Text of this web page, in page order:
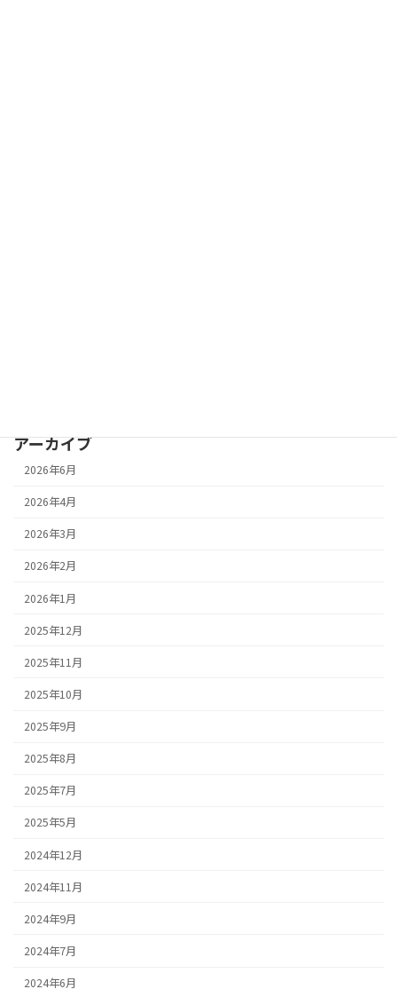
アーカイブ
2026年6月
2026年4月
2026年3月
2026年2月
2026年1月
2025年12月
2025年11月
2025年10月
2025年9月
2025年8月
2025年7月
2025年5月
2024年12月
2024年11月
2024年9月
2024年7月
2024年6月